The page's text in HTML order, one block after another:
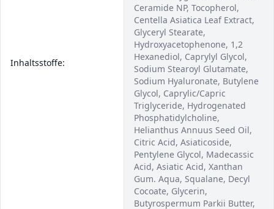
Inhaltsstoffe:
Ceramide NP, Tocopherol,
Centella Asiatica Leaf Extract,
Glyceryl Stearate,
Hydroxyacetophenone, 1,2
Hexanediol, Caprylyl Glycol,
Sodium Stearoyl Glutamate,
Sodium Hyaluronate, Butylene
Glycol, Caprylic/Capric
Triglyceride, Hydrogenated
Phosphatidylcholine,
Helianthus Annuus Seed Oil,
Citric Acid, Asiaticoside,
Pentylene Glycol, Madecassic
Acid, Asiatic Acid, Xanthan
Gum. Aqua, Squalane, Decyl
Cocoate, Glycerin,
Butyrospermum Parkii Butter,